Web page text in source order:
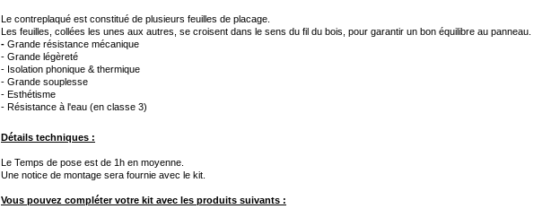
Le contreplaqué est constitué de plusieurs feuilles de placage
Les feuilles, collées les unes aux autres, se croisent dans le sens du fil du bois pour garantir un bon équilibre au panneau
- Grande résistance mécanique
- Grande légèreté
- Isolation phonique & thermique
- Grande souplesse
- Esthétisme
- Résistance à l'eau (en classe 3)
Détails techniques :
Le Temps de pose est de 1h en moyenne.
Une notice de montage sera fournie avec le kit.
Vous pouvez compléter votre kit avec les produits suivants :